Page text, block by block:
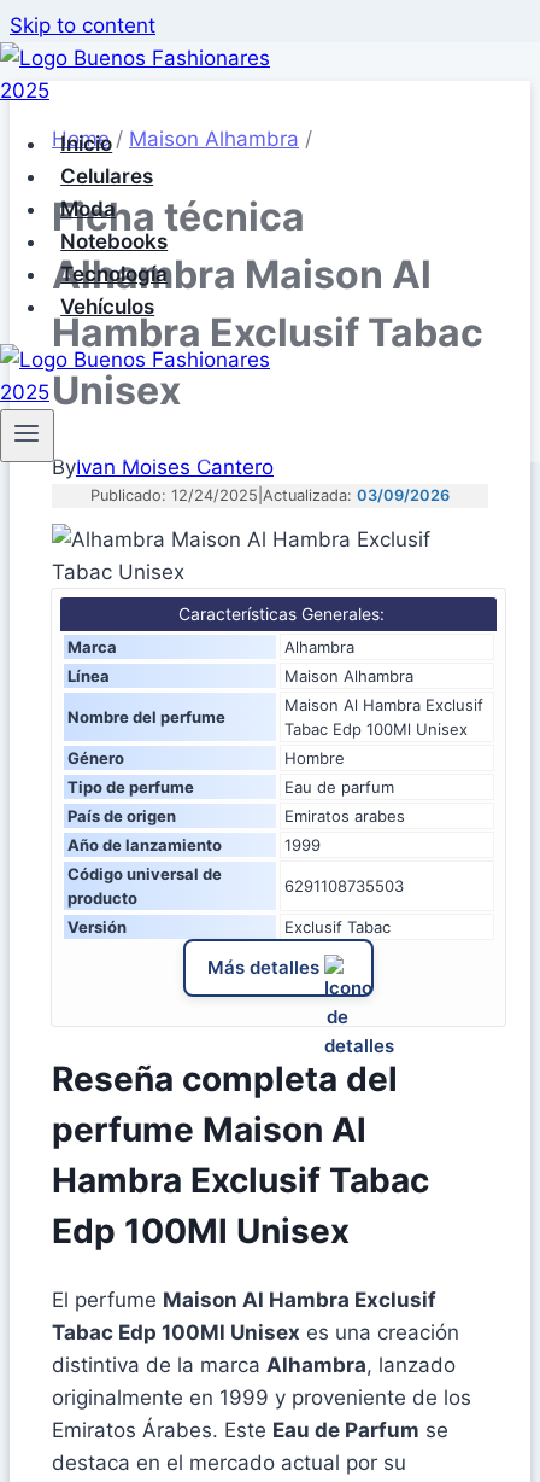
Skip to content
Inicio
Celulares
Moda
Notebooks
Tecnología
Vehículos
Home / Maison Alhambra /
Ficha técnica
Alhambra Maison Al
Hambra Exclusif Tabac
Unisex
ByIvan Moises Cantero
Publicado: 12/24/2025 Actualizada: 03/09/2026
Características Generales:
Marca
Alhambra
Línea
Maison Alhambra
Nombre del perfume
Maison Al Hambra Exclusif
Tabac Edp 100Ml Unisex
Género
Hombre
Tipo de perfume
Eau de parfum
País de origen
Emiratos arabes
Año de lanzamiento
1999
Código universal de
producto
6291108735503
Versión Exclusif Tabac
Más detalles
Reseña completa del
perfume Maison Al
Hambra Exclusif Tabac
Edp 100Ml Unisex
El perfume Maison Al Hambra Exclusif
Tabac Edp 100Ml Unisex es una creación
distintiva de la marca Alhambra, lanzado
originalmente en 1999 y proveniente de los
Emiratos Árabes. Este Eau de Parfum se
destaca en el mercado actual por su